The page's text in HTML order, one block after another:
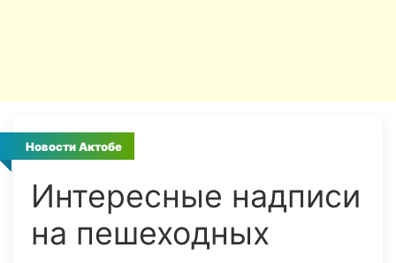
Новости Актобе
Интересные надписи
на пешеходных